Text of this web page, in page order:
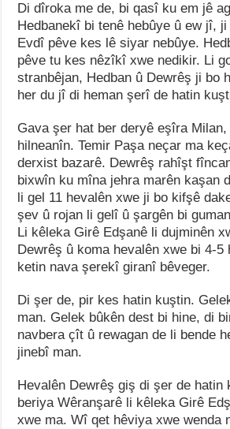
Di dîroka me de, bi qasî ku em jê
Hedbanekî bi tenê hebûye û ew jî,
Evdî pêve kes lê siyar nebûye.
pêve tu kes nêzîkî xwe nedikir. Li
stranbêjan, Hedban û Dewrêş ji bo
her du jî di heman şerî de hatin
Gava şer hat ber deryê eşîra
hilneanîn. Temir Paşa neçar ma
derxist bazarê. Dewrêş rahîşt
bixwîn ku mîna jehra marên kaşan
li gel 11 hevalên xwe ji bo kifşê
şev û rojan li gelî û şargên bi
Li kêleka Girê Edşanê li dujminên
Dewrêş û koma hevalên xwe bi 4-5
ketin nava şerekî giranî bêveger.
Di şer de, pir kes hatin kuştin.
man. Gelek bûkên dest bi hine, di
navbera çît û rewagan de li bende
jinebî man.
Hevalên Dewrêş giş di şer de hatin
beriya Wêranşarê li kêleka Girê
xwe ma. Wî qet hêviya xwe wenda